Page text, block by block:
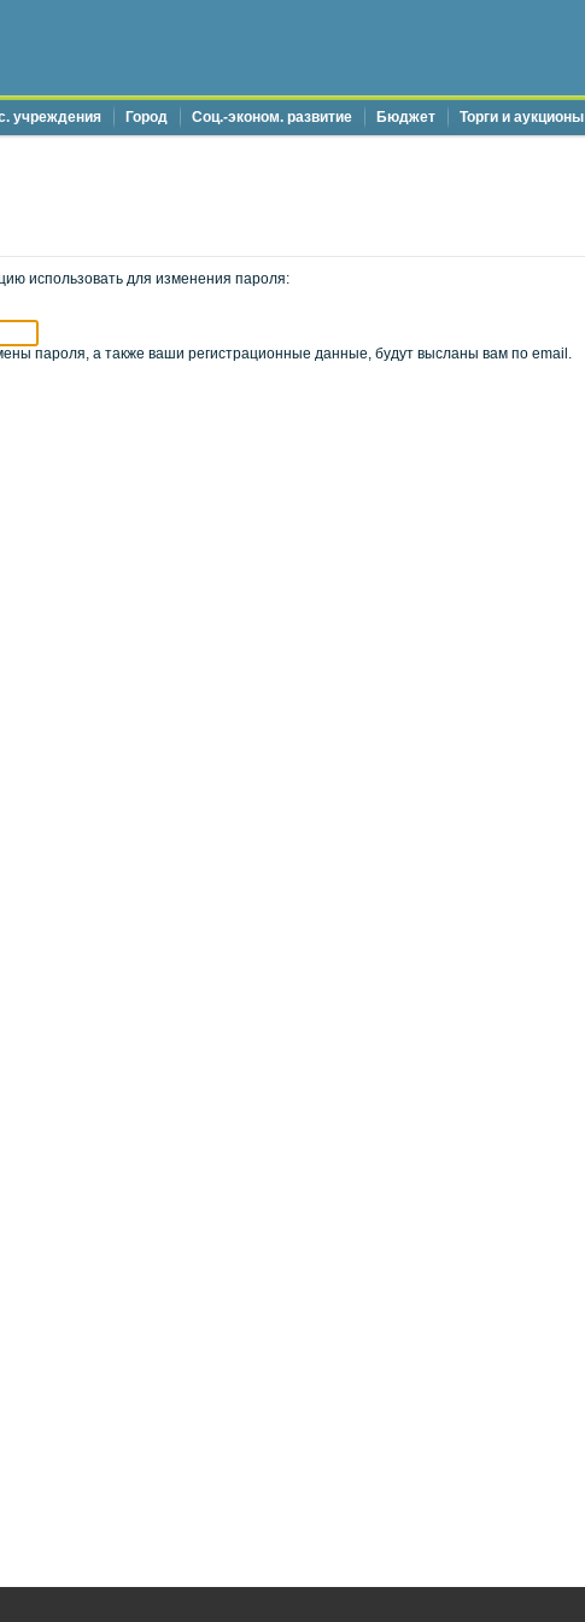
учреждения Город Соц.-эконом. развитие Бюджет Торги и аукционы
использовать для изменения пароля:
пароля, а также ваши регистрационные данные, будут высланы вам по email.